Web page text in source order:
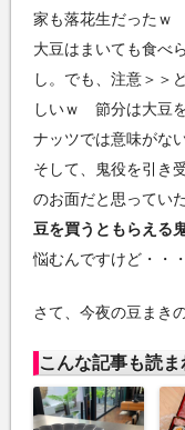
家も落花生だったｗ
大豆はまいても食べ
し。でも、注意＞＞
しいｗ 節分は大豆
ナッツでは意味がな
そして、鬼役を引き
のお面だと思ってい
豆を買うともらえる
悩むんですけど・・・
さて、今夜の豆まき
こんな記事も読